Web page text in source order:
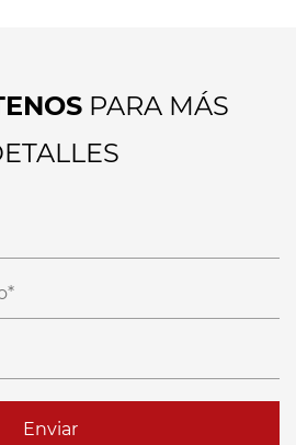
PARA MÁS
Enviar